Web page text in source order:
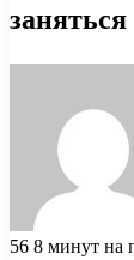
56 8 минут на